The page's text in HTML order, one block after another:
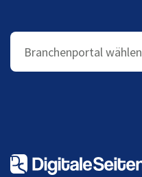
Branchenportal wählen